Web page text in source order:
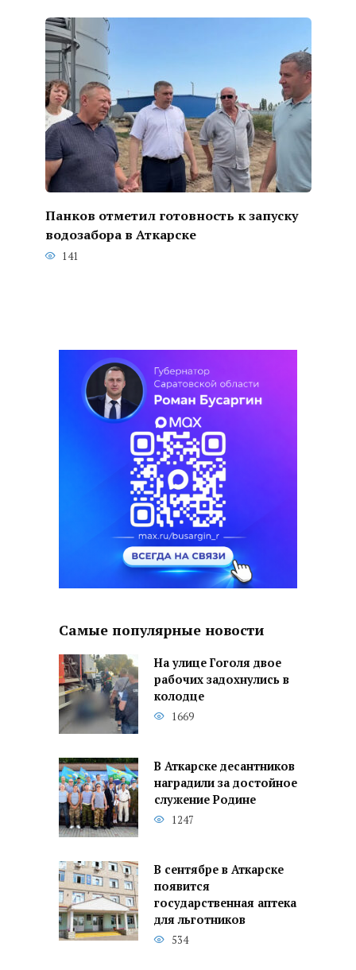
Панков отметил готовность к запуску
водозабора в Аткарске
141
Самые популярные новости
На улице Гоголя двое
рабочих задохнулись в
колодце
1669
В Аткарске десантников
наградили за достойное
служение Родине
1247
В сентябре в Аткарске
появится
государственная аптека
для льготников
534